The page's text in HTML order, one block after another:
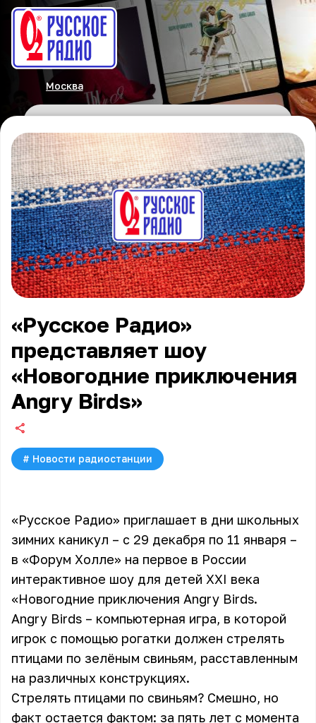
Москва
«Русское Радио»
представляет шоу
«Новогодние приключения
Angry Birds»
# Новости радиостанции
«Русское Радио» приглашает в дни школьных
зимних каникул – с 29 декабря по 11 января –
в «Форум Холле» на первое в России
интерактивное шоу для детей XXI века
«Новогодние приключения Angry Birds.
Angry Birds – компьютерная игра, в которой
игрок с помощью рогатки должен стрелять
птицами по зелёным свиньям, расставленным
на различных конструкциях.
Стрелять птицами по свиньям? Смешно, но
факт остается фактом: за пять лет с момента